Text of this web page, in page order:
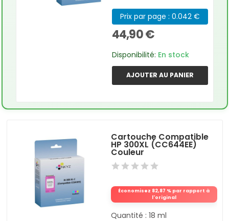
Prix par page : 0.042 €
44,90 €
Disponibilité: En stock
AJOUTER AU PANIER
Cartouche Compatible
HP 300XL (CC644EE)
Couleur
Économisez 82,87 % par rapport à
l'original
Quantité : 18 ml